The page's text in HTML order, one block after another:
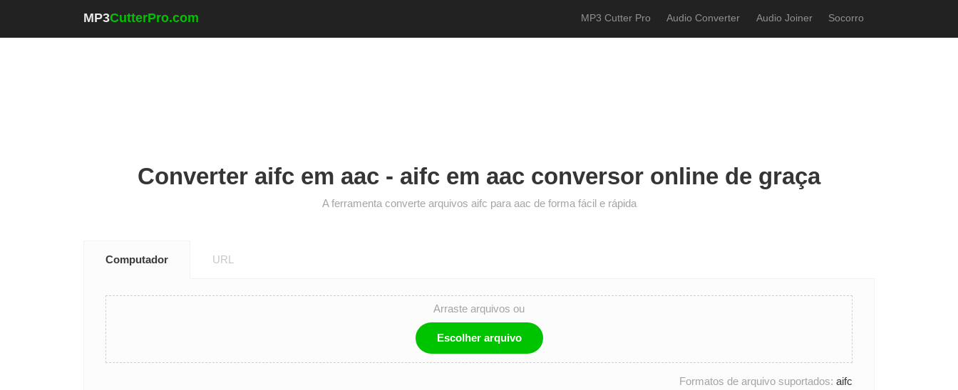
MP3CutterPro.com MP3 Cutter Pro Audio Converter Audio Joiner Socorro
Converter aifc em aac - aifc em aac conversor online de graça
A ferramenta converte arquivos aifc para aac de forma fácil e rápida
Computador URL
Arraste arquivos ou
Escolher arquivo
Formatos de arquivo suportados: aifc